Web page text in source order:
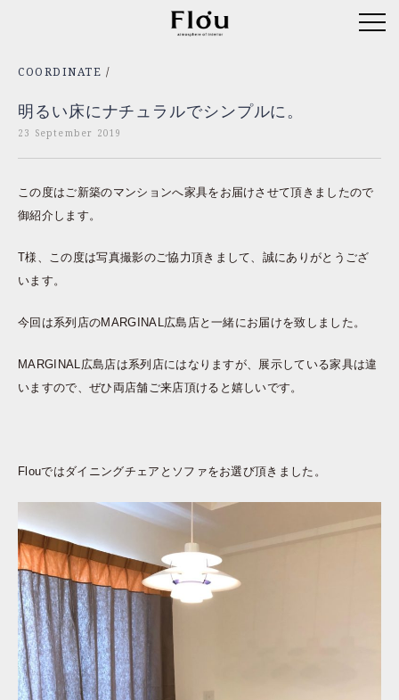
COORDINATE /
明るい床にナチュラルでシンプルに。
23 September 2019
この度はご新築のマンションへ家具をお届けさせて頂きましたので
御紹介します。
T様、この度は写真撮影のご協力頂きまして、誠にありがとうござ
います。
今回は系列店のMARGINAL広島店と一緒にお届けを致しました。
MARGINAL広島店は系列店にはなりますが、展示している家具は違
いますので、ぜひ両店舗ご来店頂けると嬉しいです。
Flouではダイニングチェアとソファをお選び頂きました。